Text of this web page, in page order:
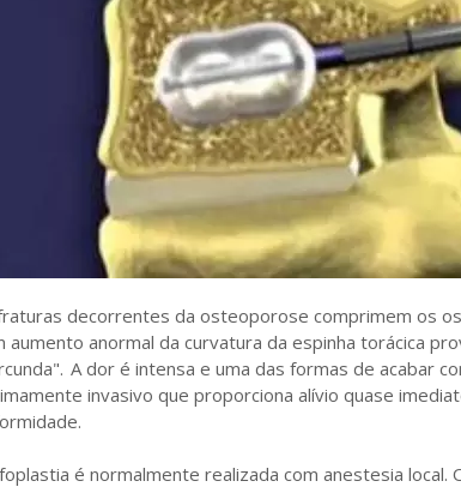
decorrentes da osteoporose comprimem os
aumento anormal da curvatura da espinha torácica
A dor é intensa e uma das formas de acabar
invasivo que proporciona alívio quase
é normalmente realizada com anestesia local.